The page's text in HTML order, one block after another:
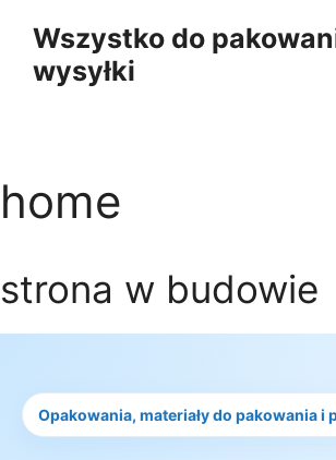
treści
Wszystko do
wysyłki
home
strona w budowie
Opakowania, materiały do pakowania i